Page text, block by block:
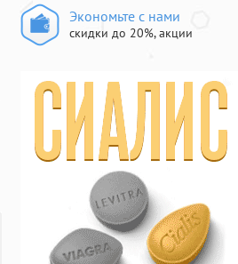
Экономьте с нами
скидки до 20%, акции